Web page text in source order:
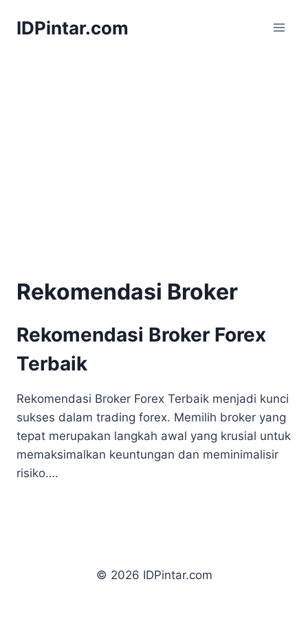
IDPintar.com
Rekomendasi Broker
Rekomendasi Broker Forex
Terbaik
Rekomendasi Broker Forex Terbaik menjadi kunci
sukses dalam trading forex. Memilih broker yang
tepat merupakan langkah awal yang krusial untuk
memaksimalkan keuntungan dan meminimalisir
risiko….
© 2026 IDPintar.com